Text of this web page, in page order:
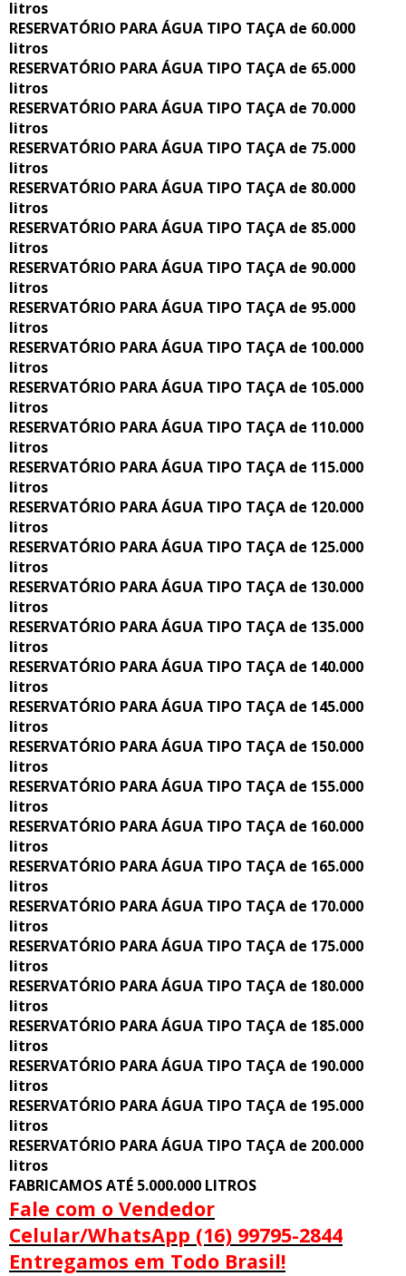
litros
RESERVATÓRIO PARA ÁGUA TIPO TAÇA de 60.000
litros
RESERVATÓRIO PARA ÁGUA TIPO TAÇA de 65.000
litros
RESERVATÓRIO PARA ÁGUA TIPO TAÇA de 70.000
litros
RESERVATÓRIO PARA ÁGUA TIPO TAÇA de 75.000
litros
RESERVATÓRIO PARA ÁGUA TIPO TAÇA de 80.000
litros
RESERVATÓRIO PARA ÁGUA TIPO TAÇA de 85.000
litros
RESERVATÓRIO PARA ÁGUA TIPO TAÇA de 90.000
litros
RESERVATÓRIO PARA ÁGUA TIPO TAÇA de 95.000
litros
RESERVATÓRIO PARA ÁGUA TIPO TAÇA de 100.000
litros
RESERVATÓRIO PARA ÁGUA TIPO TAÇA de 105.000
litros
RESERVATÓRIO PARA ÁGUA TIPO TAÇA de 110.000
litros
RESERVATÓRIO PARA ÁGUA TIPO TAÇA de 115.000
litros
RESERVATÓRIO PARA ÁGUA TIPO TAÇA de 120.000
litros
RESERVATÓRIO PARA ÁGUA TIPO TAÇA de 125.000
litros
RESERVATÓRIO PARA ÁGUA TIPO TAÇA de 130.000
litros
RESERVATÓRIO PARA ÁGUA TIPO TAÇA de 135.000
litros
RESERVATÓRIO PARA ÁGUA TIPO TAÇA de 140.000
litros
RESERVATÓRIO PARA ÁGUA TIPO TAÇA de 145.000
litros
RESERVATÓRIO PARA ÁGUA TIPO TAÇA de 150.000
litros
RESERVATÓRIO PARA ÁGUA TIPO TAÇA de 155.000
litros
RESERVATÓRIO PARA ÁGUA TIPO TAÇA de 160.000
litros
RESERVATÓRIO PARA ÁGUA TIPO TAÇA de 165.000
litros
RESERVATÓRIO PARA ÁGUA TIPO TAÇA de 170.000
litros
RESERVATÓRIO PARA ÁGUA TIPO TAÇA de 175.000
litros
RESERVATÓRIO PARA ÁGUA TIPO TAÇA de 180.000
litros
RESERVATÓRIO PARA ÁGUA TIPO TAÇA de 185.000
litros
RESERVATÓRIO PARA ÁGUA TIPO TAÇA de 190.000
litros
RESERVATÓRIO PARA ÁGUA TIPO TAÇA de 195.000
litros
RESERVATÓRIO PARA ÁGUA TIPO TAÇA de 200.000
litros
FABRICAMOS ATÉ 5.000.000 LITROS
Fale com o Vendedor
Celular/WhatsApp (16) 99795-2844
Entregamos em Todo Brasil!